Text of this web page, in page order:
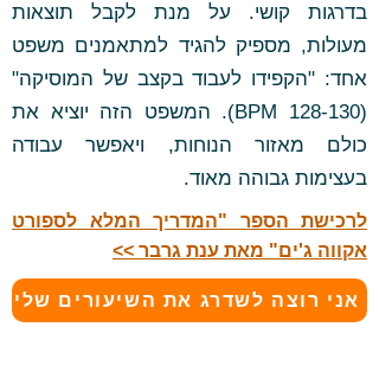
בדרגות קושי. על מנת לקבל תוצאות
מעולות, מספיק להגיד למתאמנים משפט
אחד: "הקפידו לעבוד בקצב של המוסיקה"
(128-130 BPM). המשפט הזה יוציא את
כולם מאזור הנוחות, ויאפשר עבודה
בעצימות גבוהה מאוד.
לרכישת הספר "המדריך המלא לספורט
אקווה ג'ים" מאת ענת גרבר >>
אני רוצה לשדרג את השיעורים שלי